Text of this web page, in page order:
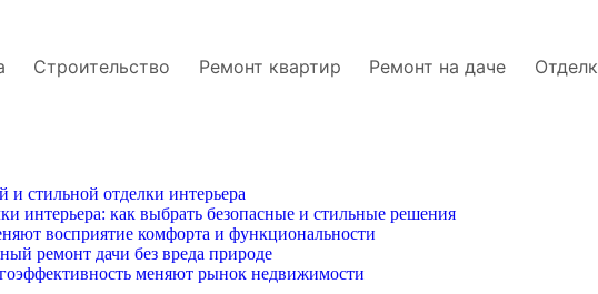
Строительство Ремонт квартир Ремонт на даче
и стильной отделки интерьера
интерьера: как выбрать безопасные и стильные решения
восприятие комфорта и функциональности
ремонт дачи без вреда природе
меняют рынок недвижимости